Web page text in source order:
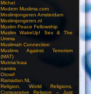
Michel
Modern Muslima.com
Moslimjongeren Amsterdam
Moslimjongeren.nl
Muslim Peace Fellowship
Muslim WakeUp! Sex & The
Umma
Muslimah Connection
Muslims Against Terrorism
(MAT)
Mutma’inaa
namira
Otowi!
Ramadan.NL
Religion, World Religions,
Comparative Religion – Just